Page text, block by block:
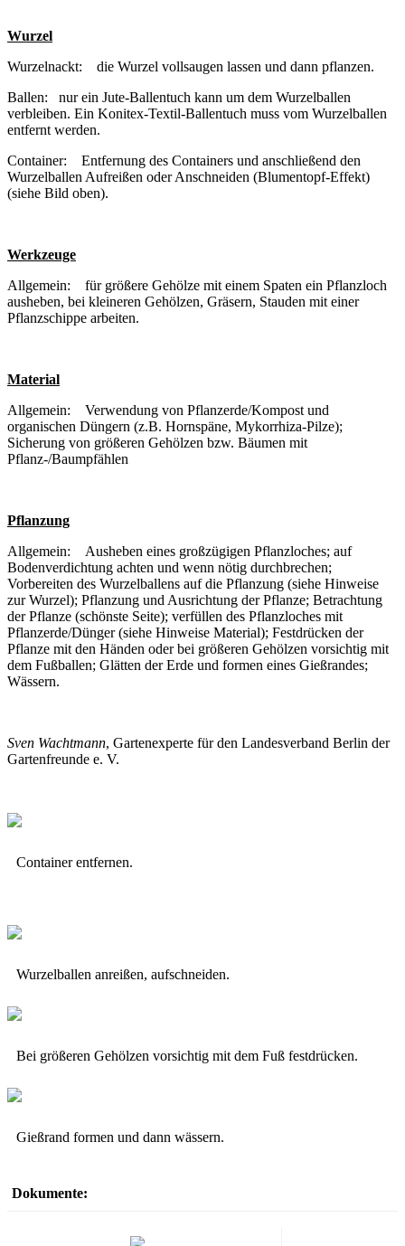
Wurzel
Wurzelnackt: die Wurzel vollsaugen lassen und dann pflanzen.
Ballen: nur ein Jute-Ballentuch kann um dem Wurzelballen
verbleiben. Ein Konitex-Textil-Ballentuch muss vom Wurzelballen
entfernt werden.
Container: Entfernung des Containers und anschließend den
Wurzelballen Aufreißen oder Anschneiden (Blumentopf-Effekt)
(siehe Bild oben).
Werkzeuge
Allgemein: für größere Gehölze mit einem Spaten ein Pflanzloch
ausheben, bei kleineren Gehölzen, Gräsern, Stauden mit einer
Pflanzschippe arbeiten.
Material
Allgemein: Verwendung von Pflanzerde/Kompost und
organischen Düngern (z.B. Hornspäne, Mykorrhiza-Pilze);
Sicherung von größeren Gehölzen bzw. Bäumen mit
Pflanz-/Baumpfählen
Pflanzung
Allgemein: Ausheben eines großzügigen Pflanzloches; auf
Bodenverdichtung achten und wenn nötig durchbrechen;
Vorbereiten des Wurzelballens auf die Pflanzung (siehe Hinweise
zur Wurzel); Pflanzung und Ausrichtung der Pflanze; Betrachtung
der Pflanze (schönste Seite); verfüllen des Pflanzloches mit
Pflanzerde/Dünger (siehe Hinweise Material); Festdrücken der
Pflanze mit den Händen oder bei größeren Gehölzen vorsichtig mit
dem Fußballen; Glätten der Erde und formen eines Gießrandes;
Wässern.
Sven Wachtmann, Gartenexperte für den Landesverband Berlin der
Gartenfreunde e. V.
Container entfernen.
Wurzelballen anreißen, aufschneiden.
Bei größeren Gehölzen vorsichtig mit dem Fuß festdrücken.
Gießrand formen und dann wässern.
Dokumente: